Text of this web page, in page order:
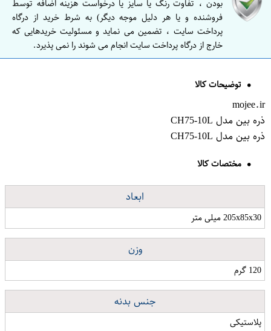
بودن ، تفاوت رنگ یا سایز یا درخواست هزینه اضافه توسط
فروشنده و یا هر دلیل موجه دیگر) به شرط خرید از درگاه
پرداخت سایت ، تضمین می نماید و مسئولیت خریدهایی که
خارج از درگاه پرداخت سایت انجام می شوند را نمی پذیرد.
توضیحات کالا
mojee.ir
ذره بین مدل CH75-10L
ذره بین مدل CH75-10L
مختصات کالا
ابعاد
205x85x30 میلی متر
وزن
120 گرم
جنس بدنه
پلاستیکی